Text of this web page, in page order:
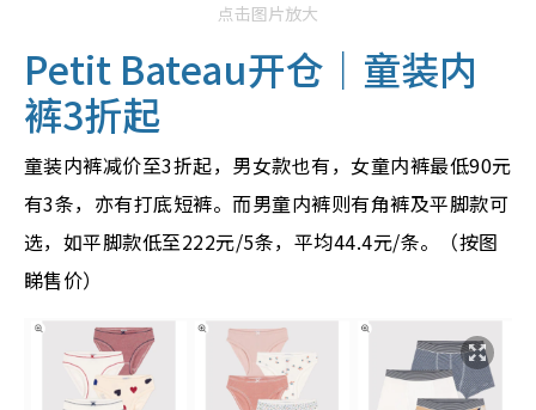
点击图片放大
Petit Bateau开仓｜童装内
裤3折起
童装内裤减价至3折起，男女款也有，女童内裤最低90元
有3条，亦有打底短裤。而男童内裤则有角裤及平脚款可
选，如平脚款低至222元/5条，平均44.4元/条。（按图
睇售价）